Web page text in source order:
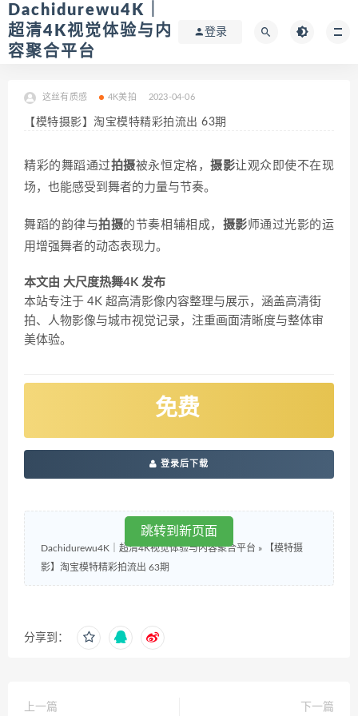
Dachidurewu4K｜
超清4K视觉体验与内
容聚合平台
登录
这丝有质感 4K美拍 2023-04-06
【模特摄影】淘宝模特精彩拍流出 63期
精彩的舞蹈通过拍摄被永恒定格，摄影让观众即使不在现
场，也能感受到舞者的力量与节奏。
舞蹈的韵律与拍摄的节奏相辅相成， 摄影师通过光影的运
用增强舞者的动态表现力。
本文由 大尺度热舞4K 发布
本站专注于 4K 超高清影像内容整理与展示，涵盖高清街
拍、人物影像与城市视觉记录，注重画面清晰度与整体审
美体验。
免费
登录后下载
Dachidurewu4K｜超清4K视觉体验与内容聚合平台 »
【模特摄
影】淘宝模特精彩拍流出 63期
分享到：
上一篇 下一篇
跳转到新页面